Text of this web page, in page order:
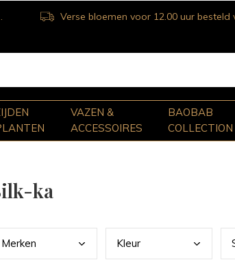
VAZEN &
ACCESSOIRES
BAOBAB
COLLECTION
Verse bloemen voor 12.00 uur besteld
ka
Merken Kleur